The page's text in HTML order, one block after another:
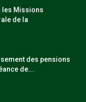
les Missions
de la
des pensions
de...